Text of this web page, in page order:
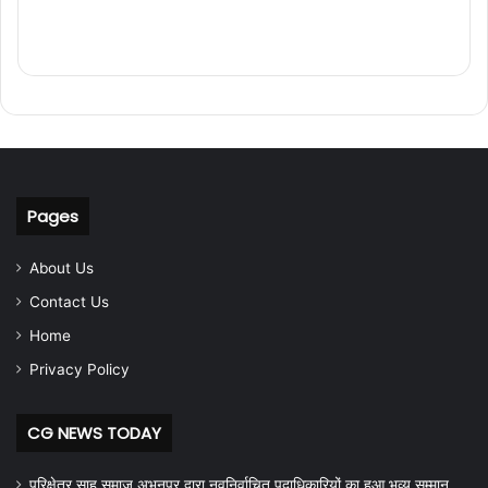
Pages
About Us
Contact Us
Home
Privacy Policy
CG NEWS TODAY